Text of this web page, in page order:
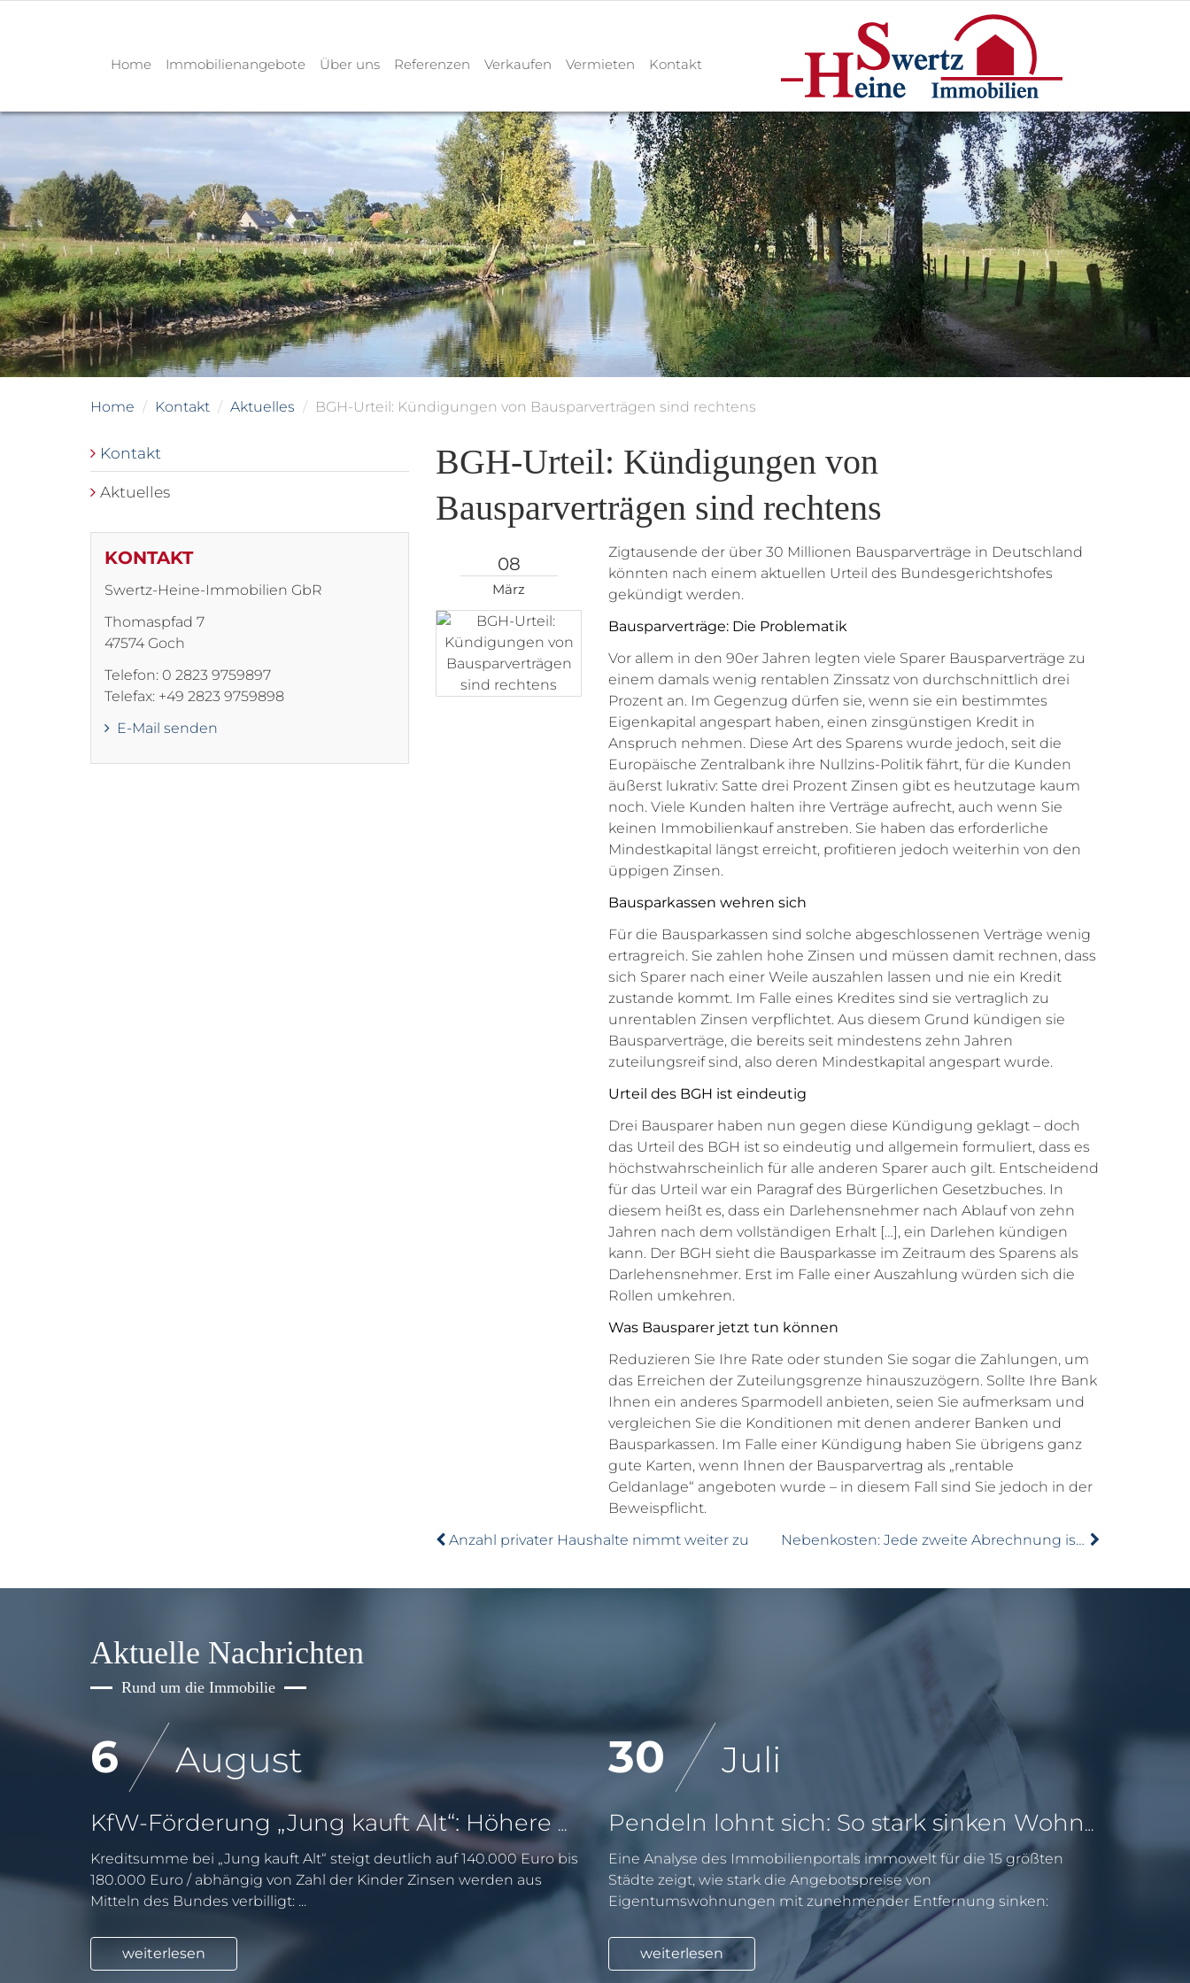
Home Immobilienangebote Über uns Referenzen Verkaufen Vermieten Kontakt
Home Kontakt Aktuelles BGH-Urteil: Kündigungen von Bausparverträgen sind rechtens
BGH-Urteil: Kündigungen von
Bausparverträgen sind rechtens
08
März
Zigtausende der über 30 Millionen Bausparverträge in Deutschland
könnten nach einem aktuellen Urteil des Bundesgerichtshofes
gekündigt werden.
Bausparverträge: Die Problematik
Vor allem in den 90er Jahren legten viele Sparer Bausparverträge zu
einem damals wenig rentablen Zinssatz von durchschnittlich drei
Prozent an. Im Gegenzug dürfen sie, wenn sie ein bestimmtes
Eigenkapital angespart haben, einen zinsgünstigen Kredit in
Anspruch nehmen. Diese Art des Sparens wurde jedoch, seit die
Europäische Zentralbank ihre Nullzins-Politik fährt, für die Kunden
äußerst lukrativ: Satte drei Prozent Zinsen gibt es heutzutage kaum
noch. Viele Kunden halten ihre Verträge aufrecht, auch wenn Sie
keinen Immobilienkauf anstreben. Sie haben das erforderliche
Mindestkapital längst erreicht, profitieren jedoch weiterhin von den
üppigen Zinsen.
Bausparkassen wehren sich
Für die Bausparkassen sind solche abgeschlossenen Verträge wenig
ertragreich. Sie zahlen hohe Zinsen und müssen damit rechnen, dass
sich Sparer nach einer Weile auszahlen lassen und nie ein Kredit
zustande kommt. Im Falle eines Kredites sind sie vertraglich zu
unrentablen Zinsen verpflichtet. Aus diesem Grund kündigen sie
Bausparverträge, die bereits seit mindestens zehn Jahren
zuteilungsreif sind, also deren Mindestkapital angespart wurde.
Urteil des BGH ist eindeutig
Drei Bausparer haben nun gegen diese Kündigung geklagt – doch
das Urteil des BGH ist so eindeutig und allgemein formuliert, dass es
höchstwahrscheinlich für alle anderen Sparer auch gilt. Entscheidend
für das Urteil war ein Paragraf des Bürgerlichen Gesetzbuches. In
diesem heißt es, dass ein Darlehensnehmer nach Ablauf von zehn
Jahren nach dem vollständigen Erhalt […], ein Darlehen kündigen
kann. Der BGH sieht die Bausparkasse im Zeitraum des Sparens als
Darlehensnehmer. Erst im Falle einer Auszahlung würden sich die
Rollen umkehren.
Was Bausparer jetzt tun können
Reduzieren Sie Ihre Rate oder stunden Sie sogar die Zahlungen, um
das Erreichen der Zuteilungsgrenze hinauszuzögern. Sollte Ihre Bank
Ihnen ein anderes Sparmodell anbieten, seien Sie aufmerksam und
vergleichen Sie die Konditionen mit denen anderer Banken und
Bausparkassen. Im Falle einer Kündigung haben Sie übrigens ganz
gute Karten, wenn Ihnen der Bausparvertrag als „rentable
Geldanlage“ angeboten wurde – in diesem Fall sind Sie jedoch in der
Beweispflicht.
Anzahl privater Haushalte nimmt weiter zu
Nebenkosten: Jede zweite Abrechnung ist falsch
Kontakt
Aktuelles
KONTAKT
Swertz-Heine-Immobilien GbR
Thomaspfad 7
47574 Goch
Telefon: 0 2823 9759897
Telefax: +49 2823 9759898
E-Mail senden
Aktuelle Nachrichten
Rund um die Immobilie
6 August
KfW-Förderung „Jung kauft Alt“: Höhere Kredite ab August 2026
Kreditsumme bei „Jung kauft Alt“ steigt deutlich auf 140.000 Euro bis
180.000 Euro / abhängig von Zahl der Kinder Zinsen werden aus
Mitteln des Bundes verbilligt: ...
weiterlesen
30 Juli
Pendeln lohnt sich: So stark sinken Wohnungspreise im Umland
Eine Analyse des Immobilienportals immowelt für die 15 größten
Städte zeigt, wie stark die Angebotspreise von
Eigentumswohnungen mit zunehmender Entfernung sinken:
weiterlesen